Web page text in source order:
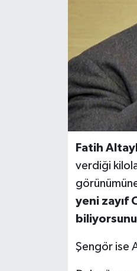
Fatih
verdiği
yeni zayıf
Şengör ise